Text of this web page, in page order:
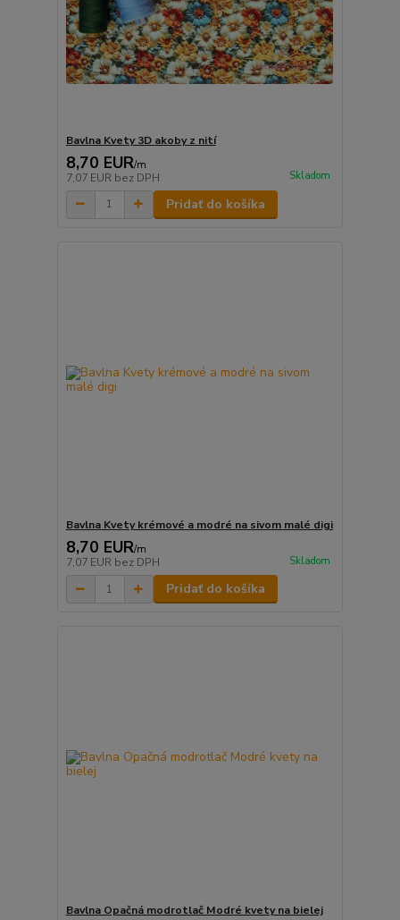
Bavlna Kvety 3D akoby z nití
8,70 EUR/m
7,07 EUR bez DPH Skladom
Pridať do košíka
Bavlna Kvety krémové a modré na sivom malé digi
8,70 EUR/m
7,07 EUR bez DPH Skladom
Pridať do košíka
Bavlna Opačná modrotlač Modré kvety na bielej